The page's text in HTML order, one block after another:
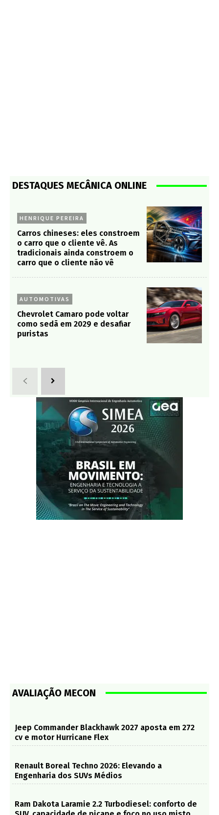
DESTAQUES MECÂNICA ONLINE
HENRIQUE PEREIRA
Carros chineses: eles constroem
o carro que o cliente vê. As
tradicionais ainda constroem o
carro que o cliente não vê
AUTOMOTIVAS
Chevrolet Camaro pode voltar
como sedã em 2029 e desafiar
puristas
AVALIAÇÃO MECON
Jeep Commander Blackhawk 2027 aposta em 272
cv e motor Hurricane Flex
Renault Boreal Techno 2026: Elevando a
Engenharia dos SUVs Médios
Ram Dakota Laramie 2.2 Turbodiesel: conforto de